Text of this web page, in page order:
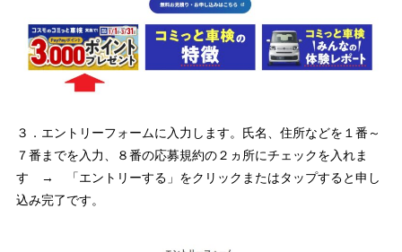
３．エントリーフォームに入力します。氏名、住所などを１番～
７番までを入力、８番の応募規約の２ヵ所にチェックを入れま
す → 「エントリーする」をクリックまたはタップすると申し
込み完了です。